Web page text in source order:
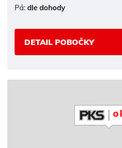
Pá: dle dohody
DETAIL POBOČKY